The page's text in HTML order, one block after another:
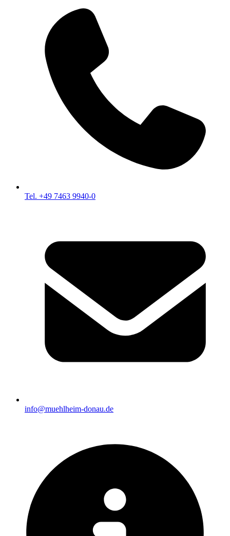
Tel. +49 7463 9940-0
info@muehlheim-donau.de